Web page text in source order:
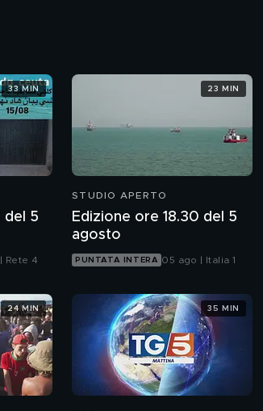
del 5
Rete 4
33 MIN
STUDIO APERTO
Edizione ore 18.30 del 5
agosto
PUNTATA INTERA 05 ago | Italia 1
23 MIN
24 MIN 35 MIN